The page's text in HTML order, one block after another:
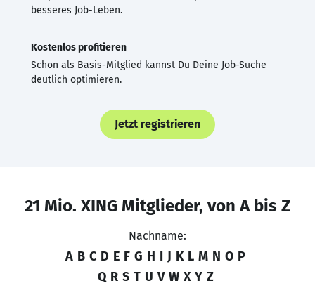
besseres Job-Leben.
Kostenlos profitieren
Schon als Basis-Mitglied kannst Du Deine Job-Suche
deutlich optimieren.
Jetzt registrieren
21 Mio. XING Mitglieder, von A bis Z
Nachname:
A B C D E F G H I J K L M N O P
Q R S T U V W X Y Z